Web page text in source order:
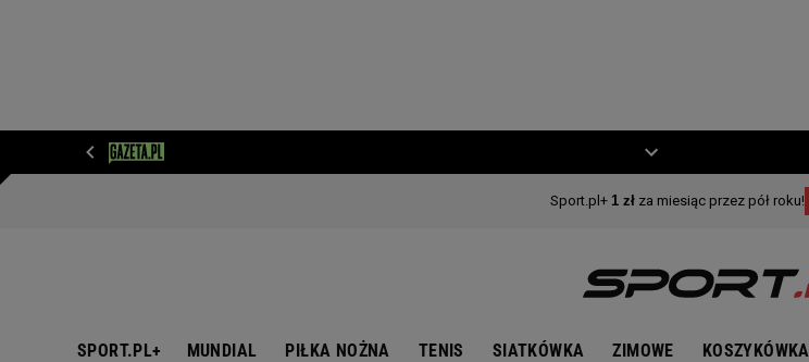
SPORT.PL+ MUNDIAL PIŁKA NOŻNA TENIS SIATKÓWKA ZIMOWE KOSZYKÓWKA